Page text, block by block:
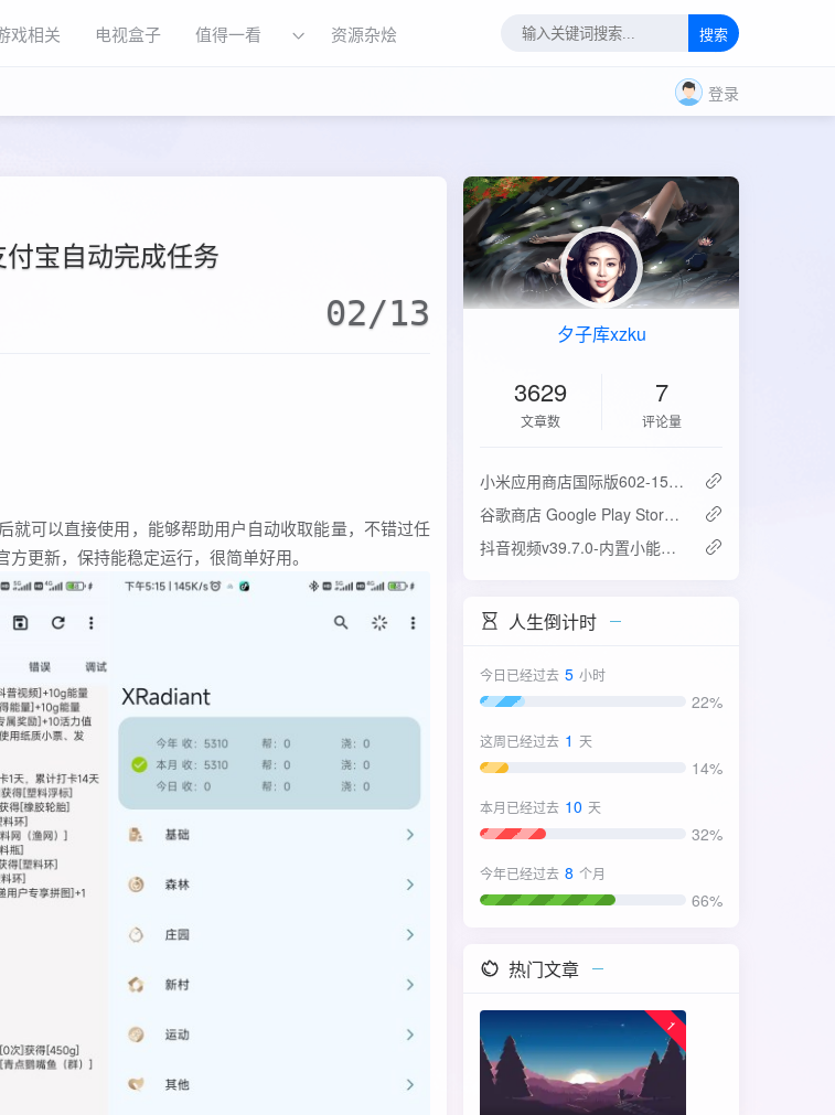
戏相关 电视盒子 值得一看 资源杂烩 搜索
登录
宝自动完成任务
02/13
就可以直接使用，能够帮助用户自动收取能量，不错过任
更新，保持能稳定运行，很简单好用。
夕子库xzku
3629
文章数
7
评论量
‌小米应用商店国际版602-15.6.0.2：免登录直下，比谷歌商店快3倍！
谷歌商店 Google Play Store v52.4.42-31版
抖音视频v39.7.0-内置小能手2.0.7模块
人生倒计时
今日已经过去 5 小时
22%
这周已经过去 1 天
14%
本月已经过去 10 天
32%
今年已经过去 8 个月
66%
热门文章
1